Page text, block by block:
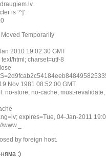
is ‘^]’.
Temporarily
2010 19:02:30 GMT
html; charset=utf-8
Nov 1981 08:52:00 GMT
no-store, no-cache, must-
expires=Tue, 04-Jan-2011
by foreign host.
:)